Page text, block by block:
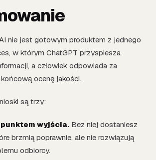
nie jest gotowym produktem z jednego
w którym ChatGPT przyspiesza
a człowiek odpowiada za
ocenę jakości.
są trzy:
wyjścia. Bez niej dostaniesz
brzmią poprawnie, ale nie rozwiązują
odbiorcy.